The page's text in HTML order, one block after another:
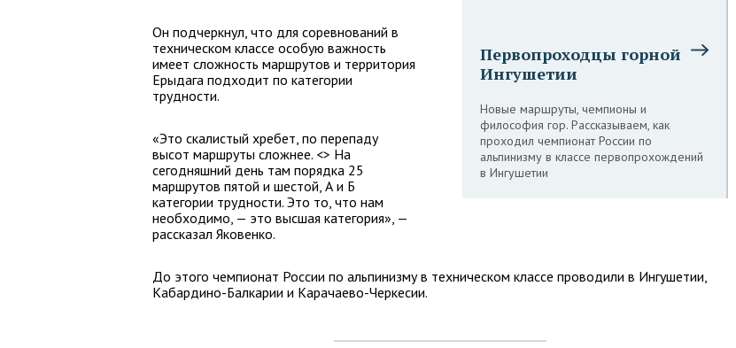
Первопроходцы горной
Ингушетии
Новые маршруты, чемпионы и
философия гор. Рассказываем, как
проходил чемпионат России по
альпинизму в классе первопрохождений
в Ингушетии
Он подчеркнул, что для соревнований в
техническом классе особую важность
имеет сложность маршрутов и территория
Ерыдага подходит по категории
трудности.
«Это скалистый хребет, по перепаду
высот маршруты сложнее. <> На
сегодняшний день там порядка 25
маршрутов пятой и шестой, А и Б
категории трудности. Это то, что нам
необходимо, — это высшая категория», —
рассказал Яковенко.
До этого чемпионат России по альпинизму в техническом классе проводили в Ингушетии,
Кабардино-Балкарии и Карачаево-Черкесии.